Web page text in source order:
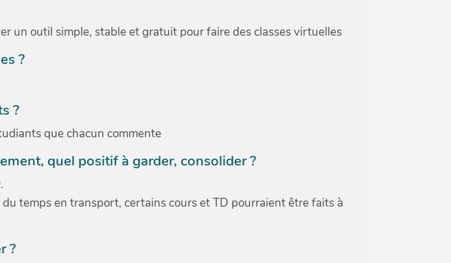
un outil simple, stable et gratuit pour faire des classes virtuelles
?
?
que chacun commente
quel positif à garder, consolider ?
temps en transport, certains cours et TD pourraient être faits à
?